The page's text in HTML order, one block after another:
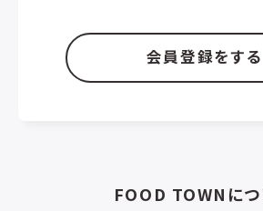
会員登録をする
FOOD TOWNにつ